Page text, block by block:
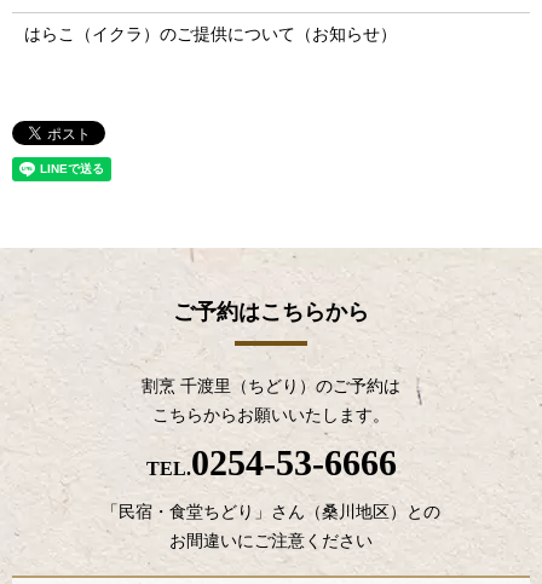
はらこ（イクラ）のご提供について（お知らせ）
ご予約はこちらから
割烹 千渡里（ちどり）のご予約は
こちらからお願いいたします。
TEL.0254-53-6666
「民宿・食堂ちどり」さん（桑川地区）との
お間違いにご注意ください